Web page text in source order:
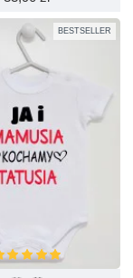
BESTSELLER